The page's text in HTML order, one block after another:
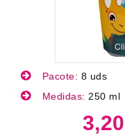
Pacote: 8 uds
Medidas: 250 ml